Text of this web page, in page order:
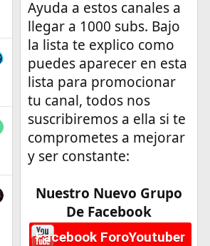
Ayuda a estos canales a
llegar a 1000 subs. Bajo
la lista te explico como
puedes aparecer en esta
lista para promocionar
tu canal, todos nos
suscribiremos a ella si te
comprometes a mejorar
y ser constante:
Nuestro Nuevo Grupo
De Facebook
Facebook ForoYoutuber